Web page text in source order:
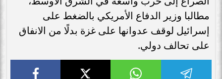
مطالبا وزير الدفاع الأمريكي بالضغط على
إسرائيل لوقف عدوانها على غزة بدلًا من الانفاق
على تحالف دولي.